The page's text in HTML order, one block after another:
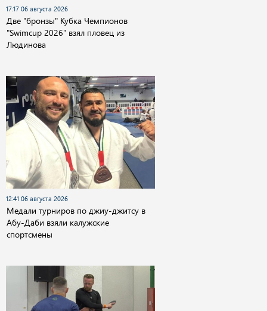
17:17 06 августа 2026
Две "бронзы" Кубка Чемпионов
"Swimcup 2026" взял пловец из
Людинова
12:41 06 августа 2026
Медали турниров по джиу-джитсу в
Абу-Даби взяли калужские
спортсмены